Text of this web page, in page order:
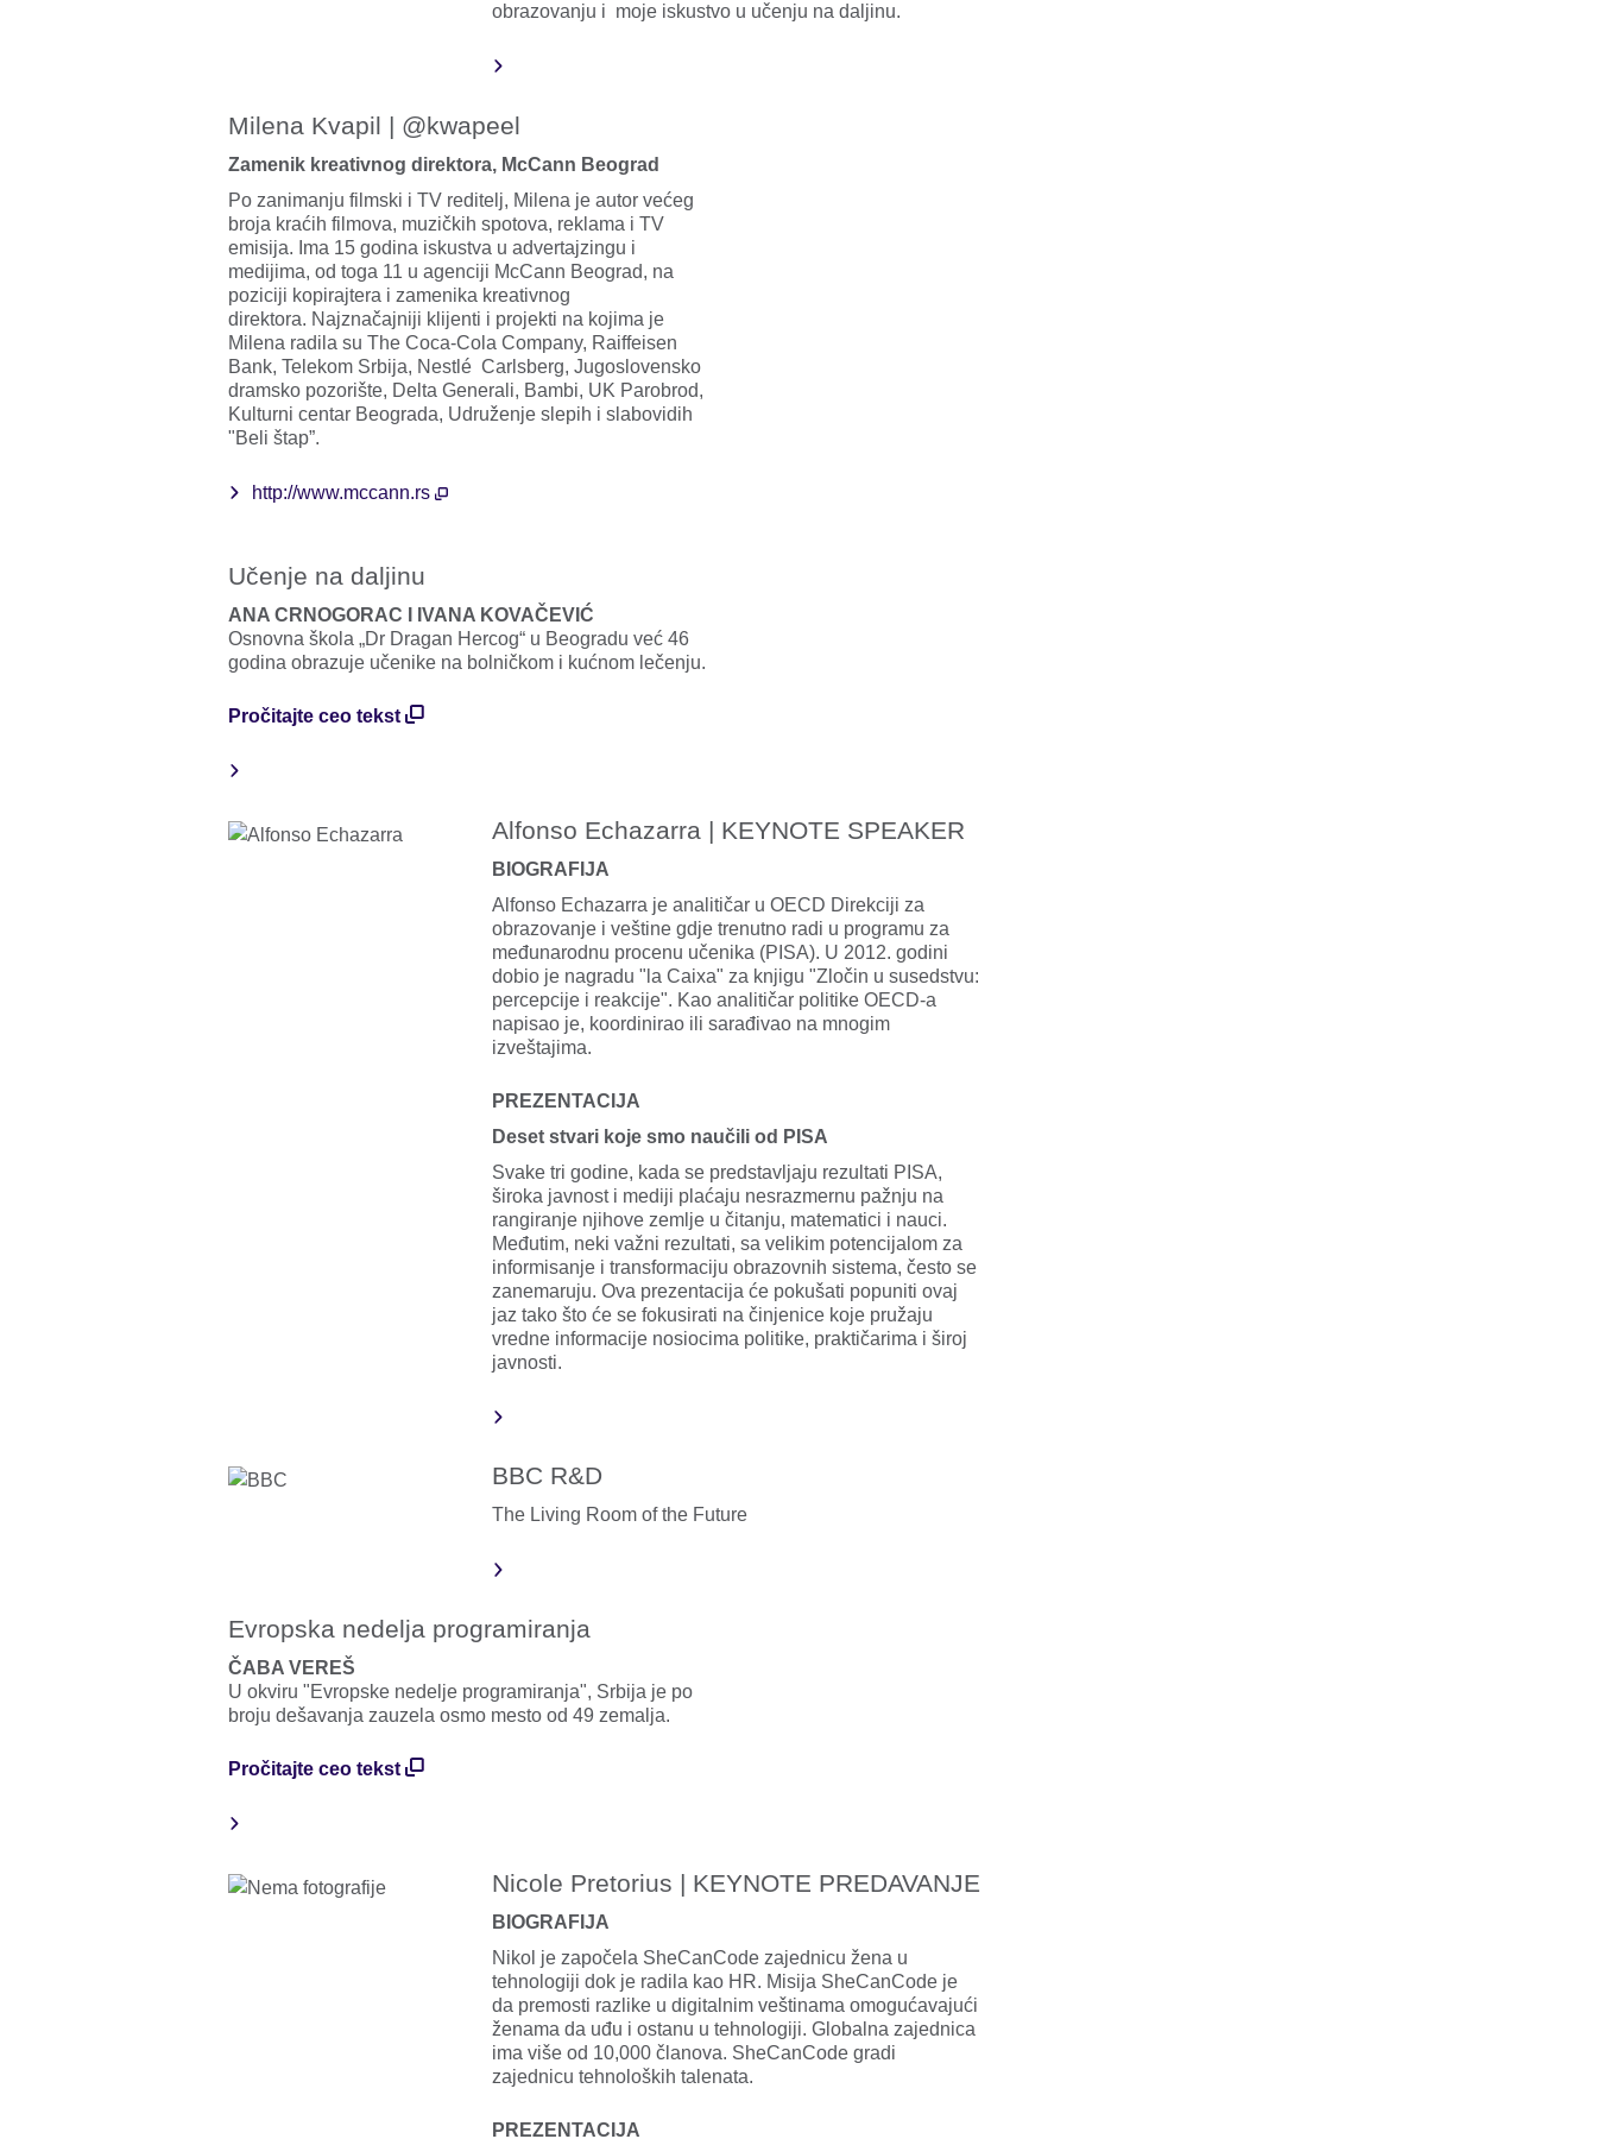
obrazovanju i moje iskustvo u učenju na daljinu.
Milena Kvapil | @kwapeel
Zamenik kreativnog direktora, McCann Beograd
Po zanimanju filmski i TV reditelj, Milena je autor većeg
broja kraćih filmova, muzičkih spotova, reklama i TV
emisija. Ima 15 godina iskustva u advertajzingu i
medijima, od toga 11 u agenciji McCann Beograd, na
poziciji kopirajtera i zamenika kreativnog
direktora. Najznačajniji klijenti i projekti na kojima je
Milena radila su The Coca-Cola Company, Raiffeisen
Bank, Telekom Srbija, Nestlé Carlsberg, Jugoslovensko
dramsko pozorište, Delta Generali, Bambi, UK Parobrod,
Kulturni centar Beograda, Udruženje slepih i slabovidih
"Beli štap”.
http://www.mccann.rs
Učenje na daljinu
ANA CRNOGORAC I IVANA KOVAČEVIĆ
Osnovna škola „Dr Dragan Hercog“ u Beogradu već 46
godina obrazuje učenike na bolničkom i kućnom lečenju.
Pročitajte ceo tekst
Alfonso Echazarra | KEYNOTE SPEAKER
BIOGRAFIJA
Alfonso Echazarra je analitičar u OECD Direkciji za
obrazovanje i veštine gdje trenutno radi u programu za
međunarodnu procenu učenika (PISA). U 2012. godini
dobio je nagradu "la Caixa" za knjigu "Zločin u susedstvu:
percepcije i reakcije". Kao analitičar politike OECD-a
napisao je, koordinirao ili sarađivao na mnogim
izveštajima.
PREZENTACIJA
Deset stvari koje smo naučili od PISA
Svake tri godine, kada se predstavljaju rezultati PISA,
široka javnost i mediji plaćaju nesrazmernu pažnju na
rangiranje njihove zemlje u čitanju, matematici i nauci.
Međutim, neki važni rezultati, sa velikim potencijalom za
informisanje i transformaciju obrazovnih sistema, često se
zanemaruju. Ova prezentacija će pokušati popuniti ovaj
jaz tako što će se fokusirati na činjenice koje pružaju
vredne informacije nosiocima politike, praktičarima i široj
javnosti.
BBC R&D
The Living Room of the Future
Evropska nedelja programiranja
ČABA VEREŠ
U okviru "Evropske nedelje programiranja", Srbija je po
broju dešavanja zauzela osmo mesto od 49 zemalja.
Pročitajte ceo tekst
Nicole Pretorius | KEYNOTE PREDAVANJE
BIOGRAFIJA
Nikol je započela SheCanCode zajednicu žena u
tehnologiji dok je radila kao HR. Misija SheCanCode je
da premosti razlike u digitalnim veštinama omogućavajući
ženama da uđu i ostanu u tehnologiji. Globalna zajednica
ima više od 10,000 članova. SheCanCode gradi
zajednicu tehnoloških talenata.
PREZENTACIJA